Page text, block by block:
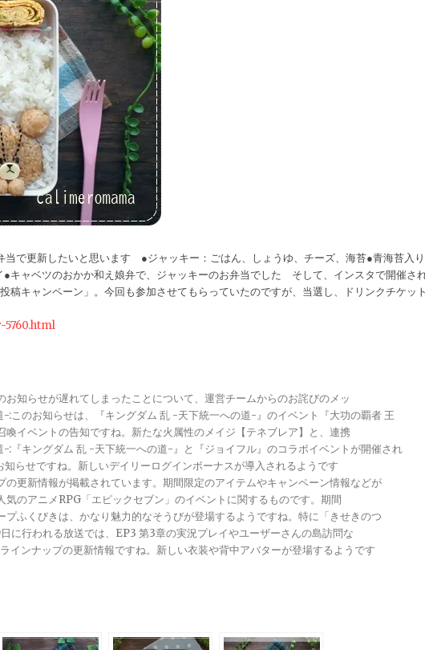
で更新したいと思います ●ジャッキー：ごはん、しょうゆ、チーズ、海苔●青海苔入り
キャベツのおかか和え娘弁で、ジャッキーのお弁当でした そして、インスタで開催さ
キャンペーン」。今回も参加させてもらっていたのですが、当選し、ドリンクチケッ
お知らせが遅れてしまったことについて、運営チームからのお詫びのメッ
-:このお知らせは、『キングダム 乱 -天下統一への道-』のイベント『大功の覇者 王
喚イベントの告知ですね。新たな火属性のメイジ【テネブレア】と、連携
-:『キングダム 乱 -天下統一への道-』と『ジョイフル』のコラボイベントが開催され
らせですね。新しいデイリーログインボーナスが導入されるようです
の更新情報が掲載されています。期間限定のアイテムやキャンペーン情報などが
気のアニメRPG「エピックセブン」のイベントに関するものです。期間
プふくびきは、かなり魅力的なそうびが登場するようですね。特に「きせきのつ
日に行われる放送では、EP3 第3章の実況プレイやユーザーさんの島訪問な
インナップの更新情報ですね。新しい衣装や背中アバターが登場するようです